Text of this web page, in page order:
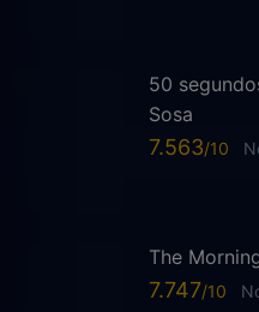
50
Sosa
7.563
The
7.747